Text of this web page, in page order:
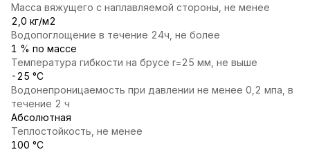
Масса вяжущего с наплавляемой стороны, не менее
2,0 кг/м2
Водопоглощение в течение 24ч, не более
1 % по массе
Температура гибкости на брусе r=25 мм, не выше
-25 °С
Водонепроницаемость при давлении не менее 0,2 мпа, в
течение 2 ч
Абсолютная
Теплостойкость, не менее
100 °С